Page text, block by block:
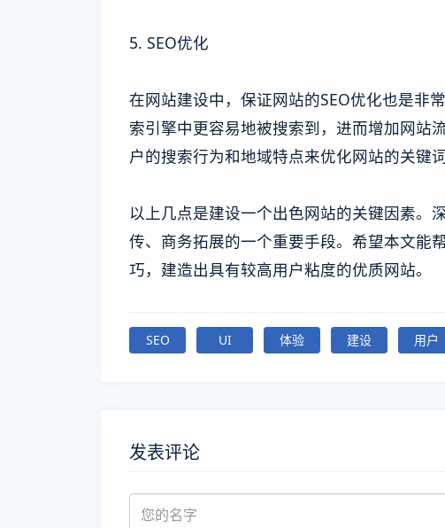
5. SEO优化
在网站建设中，保证网站的SEO优化也是非
索引擎中更容易地被搜索到，进而增加网站
户的搜索行为和地域特点来优化网站的关键
以上几点是建设一个出色网站的关键因素。
传、商务拓展的一个重要手段。希望本文能
巧，建造出具有较高用户粘度的优质网站。
SEO UI 体验 建设 用户
发表评论